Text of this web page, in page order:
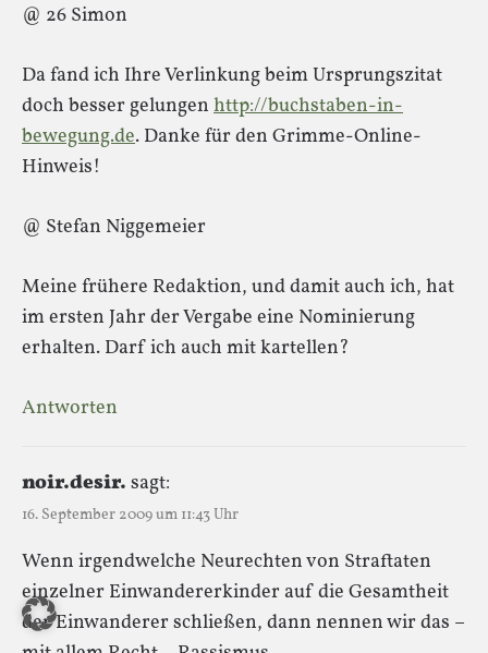
@ 26 Simon
Da fand ich Ihre Verlinkung beim Ursprungszitat
doch besser gelungen http://buchstaben-in-
bewegung.de. Danke für den Grimme-Online-
Hinweis!
@ Stefan Niggemeier
Meine frühere Redaktion, und damit auch ich, hat
im ersten Jahr der Vergabe eine Nominierung
erhalten. Darf ich auch mit kartellen?
Antworten
noir.desir. sagt:
16. September 2009 um 11:43 Uhr
Wenn irgendwelche Neurechten von Straftaten
einzelner Einwandererkinder auf die Gesamtheit
der Einwanderer schließen, dann nennen wir das –